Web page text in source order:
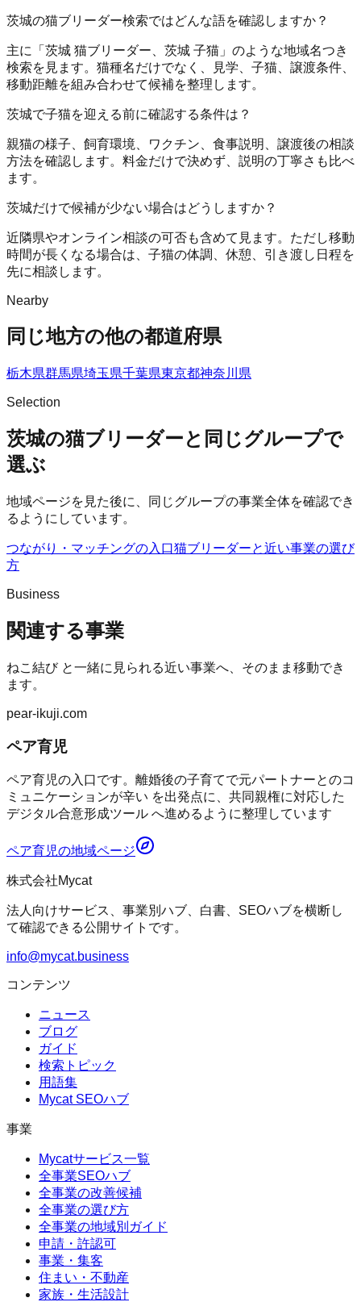
茨城の猫ブリーダー検索ではどんな語を確認しますか？
主に「茨城 猫ブリーダー、茨城 子猫」のような地域名つき
検索を見ます。猫種名だけでなく、見学、子猫、譲渡条件、
移動距離を組み合わせて候補を整理します。
茨城で子猫を迎える前に確認する条件は？
親猫の様子、飼育環境、ワクチン、食事説明、譲渡後の相談
方法を確認します。料金だけで決めず、説明の丁寧さも比べ
ます。
茨城だけで候補が少ない場合はどうしますか？
近隣県やオンライン相談の可否も含めて見ます。ただし移動
時間が長くなる場合は、子猫の体調、休憩、引き渡し日程を
先に相談します。
Nearby
同じ地方の他の都道府県
栃木県群馬県埼玉県千葉県東京都神奈川県
Selection
茨城の猫ブリーダーと同じグループで
選ぶ
地域ページを見た後に、同じグループの事業全体を確認でき
るようにしています。
つながり・マッチングの入口猫ブリーダーと近い事業の選び
方
Business
関連する事業
ねこ結びと一緒に見られる近い事業へ、そのまま移動でき
ます。
pear-ikuji.com
ペア育児
ペア育児の入口です。離婚後の子育てで元パートナーとのコ
ミュニケーションが辛い を出発点に、共同親権に対応した
デジタル合意形成ツール へ進めるように整理しています
ペア育児の地域ページ
株式会社Mycat
法人向けサービス、事業別ハブ、白書、SEOハブを横断し
て確認できる公開サイトです。
info@mycat.business
コンテンツ
ニュース
ブログ
ガイド
検索トピック
用語集
Mycat SEOハブ
事業
Mycatサービス一覧
全事業SEOハブ
全事業の改善候補
全事業の選び方
全事業の地域別ガイド
申請・許認可
事業・集客
住まい・不動産
家族・生活設計